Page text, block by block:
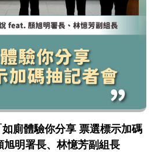
如廁體驗你分享 票選標示加碼
明署長、林憶芳副組長